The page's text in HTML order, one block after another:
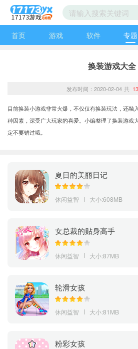
首页 游戏 软件 专题
换装游戏大全
发布时间：2020-02-04 共 13
目前换装小游戏非常火爆，不仅仅有换装玩法，还融
种因素，深受广大玩家的喜爱。小编整理了换装游戏
定不要错过哦。
夏目的美丽日记
休闲益智 大小:608MB
女总裁的贴身高手
休闲益智 大小:87MB
轮滑女孩
休闲益智 大小:81MB
粉彩女孩